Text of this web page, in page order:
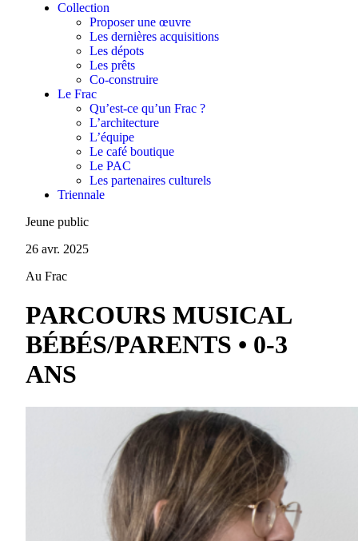
Collection
Proposer une œuvre
Les dernières acquisitions
Les dépots
Les prêts
Co-construire
Le Frac
Qu’est-ce qu’un Frac ?
L’architecture
L’équipe
Le café boutique
Le PAC
Les partenaires culturels
Triennale
Jeune public
26 avr. 2025
Au Frac
PARCOURS MUSICAL
BÉBÉS/PARENTS • 0-3
ANS